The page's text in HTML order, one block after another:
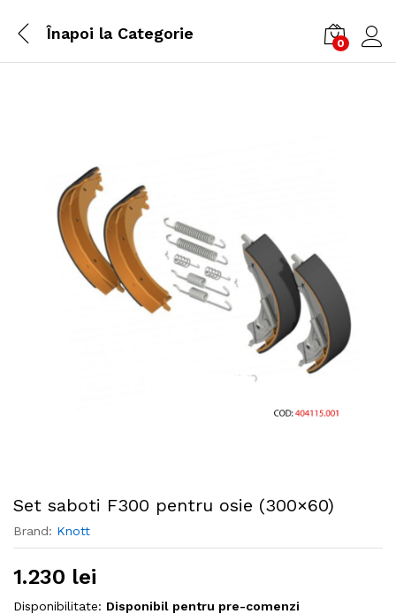
Înapoi laCategorie
0
Set saboti F300 pentru osie (300×60)
Brand: Knott
1.230 lei
Disponibilitate: Disponibil pentru pre-comenzi